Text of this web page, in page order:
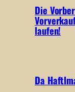
Die
laufen!
Da